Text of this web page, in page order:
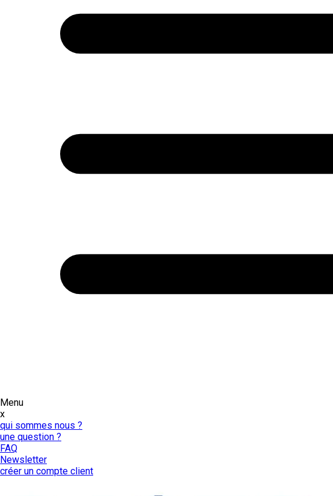
Menu
x
qui sommes nous ?
une question ?
FAQ
Newsletter
créer un compte client